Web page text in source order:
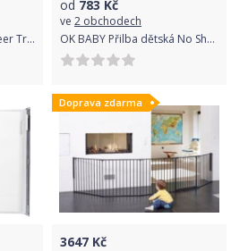
Zarážka na dveře 1 ks Reer Transparent
od 783 Kč
ve 2 obchodech
OK BABY Přilba dětská No Shock (8-20m) - modrá
Doprava zdarma
3647 Kč